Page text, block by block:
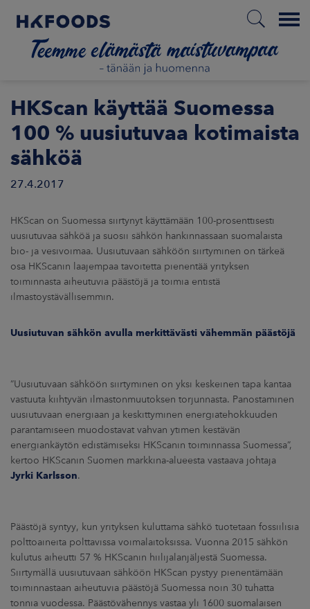
Menu
ETUSIVU
UUTISHUONE
HKScan käyttää Suomessa
100 % uusiutuvaa kotimaista
sähköä
27.4.2017
HKScan on Suomessa siirtynyt käyttämään 100-prosenttisesti
uusiutuvaa sähköä ja suosii sähkön hankinnassaan suomalaista
bio- ja vesivoimaa. Uusiutuvaan sähköön siirtyminen on tärkeä
osa HKScanin laajempaa tavoitetta pienentää yrityksen
toiminnasta aiheutuvia päästöjä ja toimia entistä
ilmastoystävällisemmin.
Uusiutuvan sähkön avulla merkittävästi vähemmän päästöjä
”Uusiutuvaan sähköön siirtyminen on yksi keskeinen tapa kantaa
vastuuta kiihtyvän ilmastonmuutoksen torjunnasta. Panostaminen
uusiutuvaan energiaan ja keskittyminen energiatehokkuuden
parantamiseen muodostavat vahvan ytimen kestävän
energiankäytön edistämiseksi HKScanin toiminnassa Suomessa”,
kertoo HKScanin Suomen markkina-alueesta vastaava johtaja
Jyrki Karlsson.
Päästöjä syntyy, kun yrityksen kuluttama sähkö tuotetaan fossiilisia
polttoaineita polttavissa voimalaitoksissa. Vuonna 2015 sähkön
kulutus aiheutti 57 % HKScanin hiilijalanjäljestä Suomessa.
Siirtymällä uusiutuvaan sähköön HKScan pystyy pienentämään
toiminnastaan aiheutuvia päästöjä Suomessa noin 30 tuhatta
tonnia vuodessa. Päästövähennys vastaa yli 1600 suomalaisen